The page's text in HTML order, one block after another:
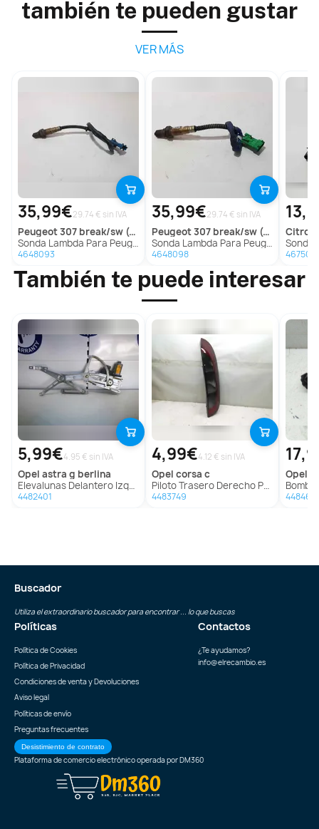
también te pueden gustar
VER MÁS
35,99€29.74 € sin IVA
peugeot307 break/sw (s2)
Sonda Lambda Para Peugeot 307 Break/Sw
4648093
35,99€29.74 € sin IVA
peugeot307 break/sw (s2)
Sonda Lambda Para Peugeot 307 Break/Sw
4648098
Sonda
También te puede interesar
5,99€4.95 € sin IVA
opel astra g berlina
Elevalunas Delantero Izquierdo Para Opel Astra G Berlina
4482401
4,99€4.12 € sin IVA
opel corsa c
Piloto Trasero Derecho Para Opel Corsa C
4483749
opel
Bomba
Buscador
Utiliza el extraordinario buscador para encontrar ... lo que buscas
Políticas
Política de Cookies
Política de Privacidad
Condiciones de venta y Devoluciones
Aviso legal
Políticas de envío
Preguntas frecuentes
Desistimiento de contrato
Contactos
¿Te ayudamos?
info@elrecambio.es
Plataforma de comercio electrónico operada porDM360